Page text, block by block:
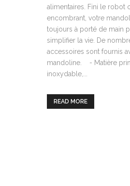
alimentaires. Fini le robot
encombrant, votre
toujours à porté de main
simplifier la vie. De
accessoires sont fournis
mandoline. - Matière
inoxydable,...
READ MORE